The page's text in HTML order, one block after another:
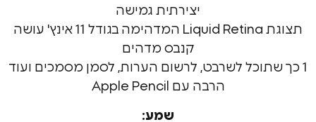
יצירתית גמישה
תצוגת Liquid Retina המדהימה בגודל 11 אינץ' עושה
קנבס מדהים
לשרבט, לרשום הערות, לסמן מסמכים ועוד
הרבה עם Apple Pencil